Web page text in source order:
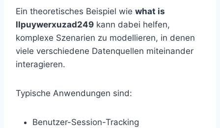
Ein theoretisches Beispiel wie what is
llpuywerxuzad249 kann dabei helfen,
komplexe Szenarien zu modellieren, in denen
viele verschiedene Datenquellen miteinander
interagieren.
Typische Anwendungen sind:
Benutzer-Session-Tracking